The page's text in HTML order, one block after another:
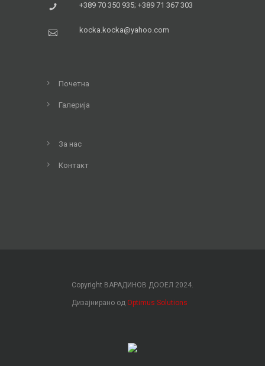
+389 70 350 935; +389 71 367 303
kocka.kocka@yahoo.com
Почетна
Галерија
За нас
Контакт
Copyright ВАРАДИНОВ ДООЕЛ 2024.
Дизајнирано од Optimus Solutions